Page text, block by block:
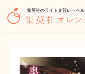
集英社のライト文芸レーベル